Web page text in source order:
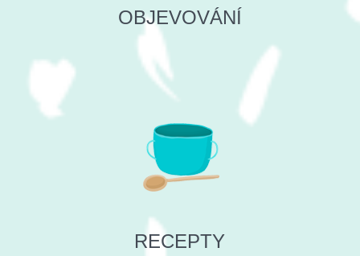
OBJEVOVÁNÍ
RECEPTY